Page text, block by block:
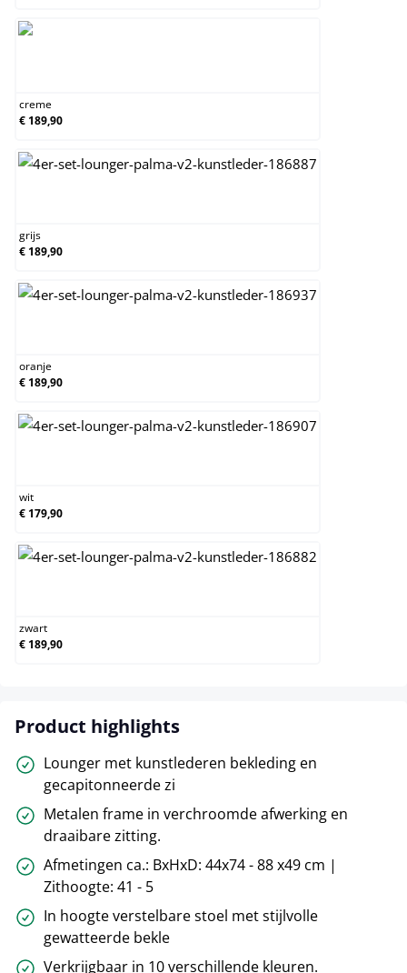
creme
€ 189,90
grijs
€ 189,90
oranje
€ 189,90
wit
€ 179,90
zwart
€ 189,90
Product highlights
Lounger met kunstlederen bekleding en
gecapitonneerde zi
Metalen frame in verchroomde afwerking en
draaibare zitting.
Afmetingen ca.: BxHxD: 44x74 - 88 x49 cm |
Zithoogte: 41 - 5
In hoogte verstelbare stoel met stijlvolle
gewatteerde bekle
Verkrijgbaar in 10 verschillende kleuren.